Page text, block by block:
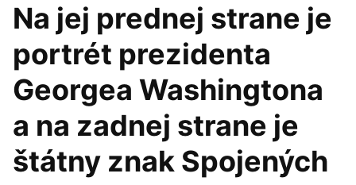
Na jej prednej strane je
portrét prezidenta
Georgea Washingtona
a na zadnej strane je
štátny znak Spojených